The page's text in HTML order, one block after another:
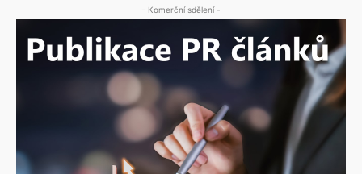
- Komerční sdělení -